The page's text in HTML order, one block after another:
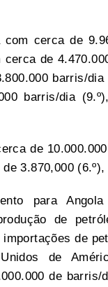
com cerca de
cerca de
barris/
barris/dia
de
3.870,000
para
de
de
de
de barris/